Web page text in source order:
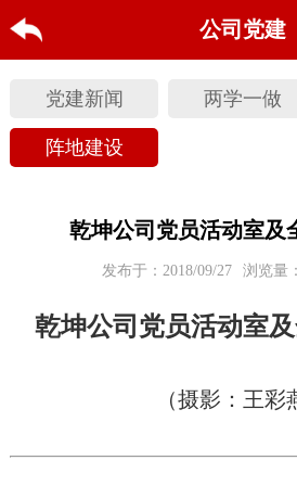
公司党建
党建新闻 两学一做
阵地建设
乾坤公司党员活动室及
发布于：2018/09/27 浏览量
乾坤公司党员活动室
（摄影：王彩